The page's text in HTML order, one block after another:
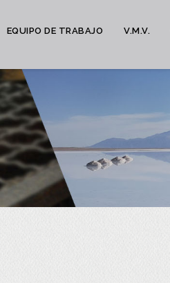
EQUIPO DE TRABAJO V.M.V.